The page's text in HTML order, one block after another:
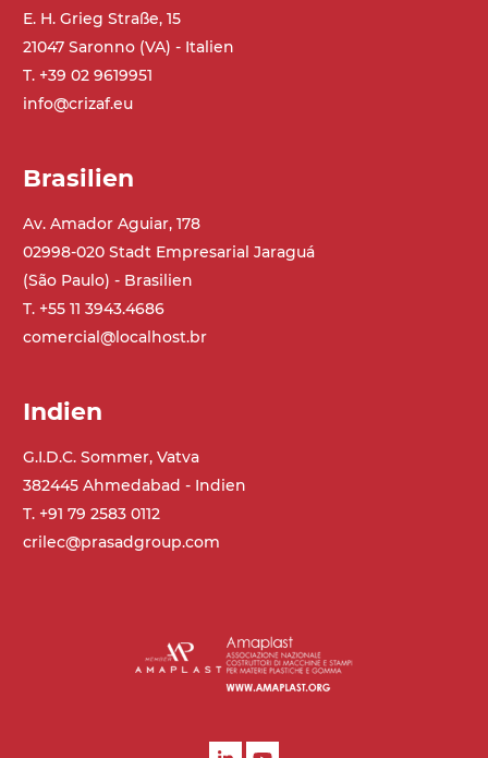
E. H. Grieg Straße, 15
21047 Saronno (VA) - Italien
T. +39 02 9619951
info@crizaf.eu
Brasilien
Av. Amador Aguiar, 178
02998-020 Stadt Empresarial Jaraguá
(São Paulo) - Brasilien
T. +55 11 3943.4686
comercial@localhost.br
Indien
G.I.D.C. Sommer, Vatva
382445 Ahmedabad - Indien
T. +91 79 2583 0112
crilec@prasadgroup.com